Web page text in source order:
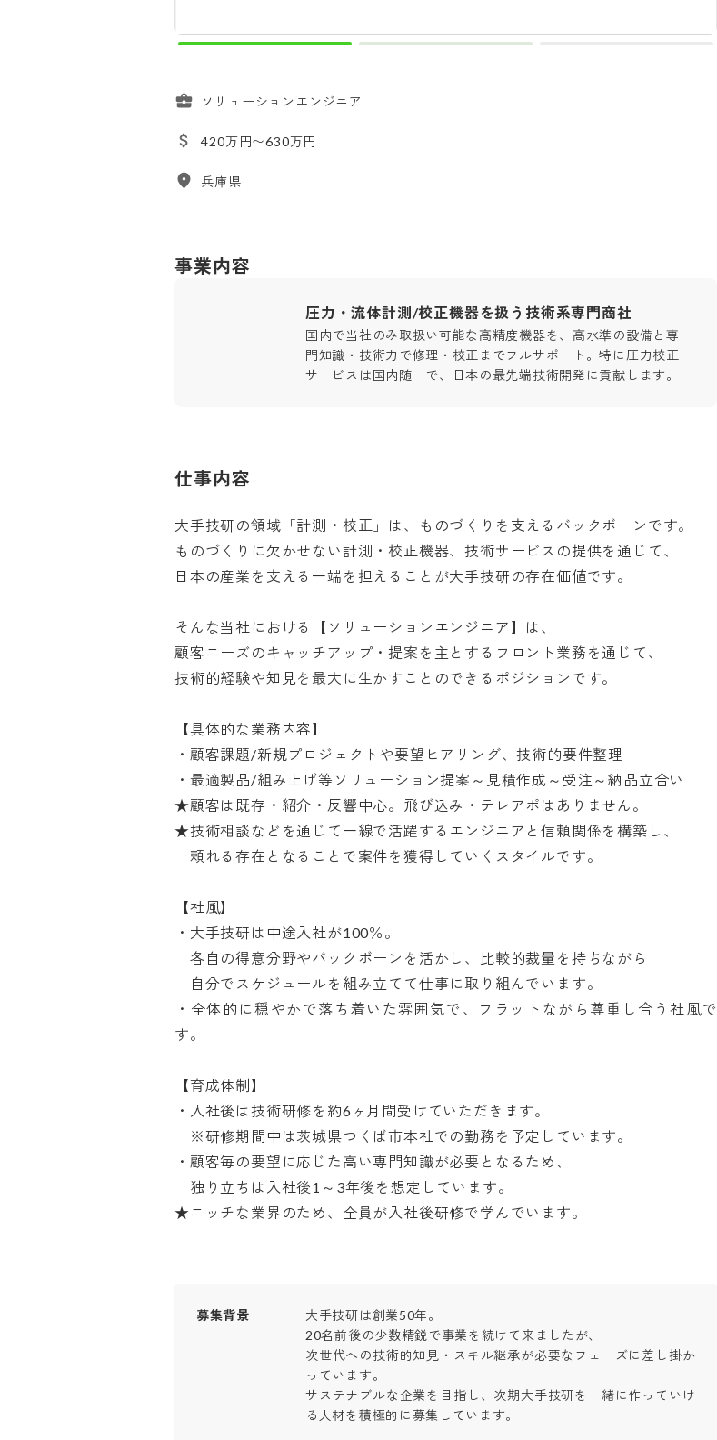
ソリューションエンジニア
420万円〜630万円
兵庫県
事業内容
圧力・流体計測/校正機器を扱う技術系専門商社
国内で当社のみ取扱い可能な高精度機器を、高水準の設備と専
門知識・技術力で修理・校正までフルサポート。特に圧力校正
サービスは国内随一で、日本の最先端技術開発に貢献します。
仕事内容
大手技研の領域「計測・校正」は、ものづくりを支えるバックボーンです。
ものづくりに欠かせない計測・校正機器、技術サービスの提供を通じて、
日本の産業を支える一端を担えることが大手技研の存在価値です。
そんな当社における【ソリューションエンジニア】は、
顧客ニーズのキャッチアップ・提案を主とするフロント業務を通じて、
技術的経験や知見を最大に生かすことのできるポジションです。
【具体的な業務内容】
・顧客課題/新規プロジェクトや要望ヒアリング、技術的要件整理
・最適製品/組み上げ等ソリューション提案～見積作成～受注～納品立合い
★顧客は既存・紹介・反響中心。飛び込み・テレアポはありません。
★技術相談などを通じて一線で活躍するエンジニアと信頼関係を構築し、
頼れる存在となることで案件を獲得していくスタイルです。
【社風】
・大手技研は中途入社が100％。
各自の得意分野やバックボーンを活かし、比較的裁量を持ちながら
自分でスケジュールを組み立てて仕事に取り組んでいます。
・全体的に穏やかで落ち着いた雰囲気で、フラットながら尊重し合う社風で
す。
【育成体制】
・入社後は技術研修を約6ヶ月間受けていただきます。
※研修期間中は茨城県つくば市本社での勤務を予定しています。
・顧客毎の要望に応じた高い専門知識が必要となるため、
独り立ちは入社後1～3年後を想定しています。
★ニッチな業界のため、全員が入社後研修で学んでいます。
募集背景
大手技研は創業50年。
20名前後の少数精鋭で事業を続けて来ましたが、
次世代への技術的知見・スキル継承が必要なフェーズに差し掛か
っています。
サステナブルな企業を目指し、次期大手技研を一緒に作っていけ
る人材を積極的に募集しています。